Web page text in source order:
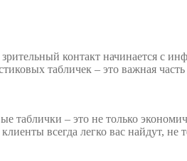
контакт начинается с
табличек – это важная
таблички – это не только
всегда легко вас найдут, не